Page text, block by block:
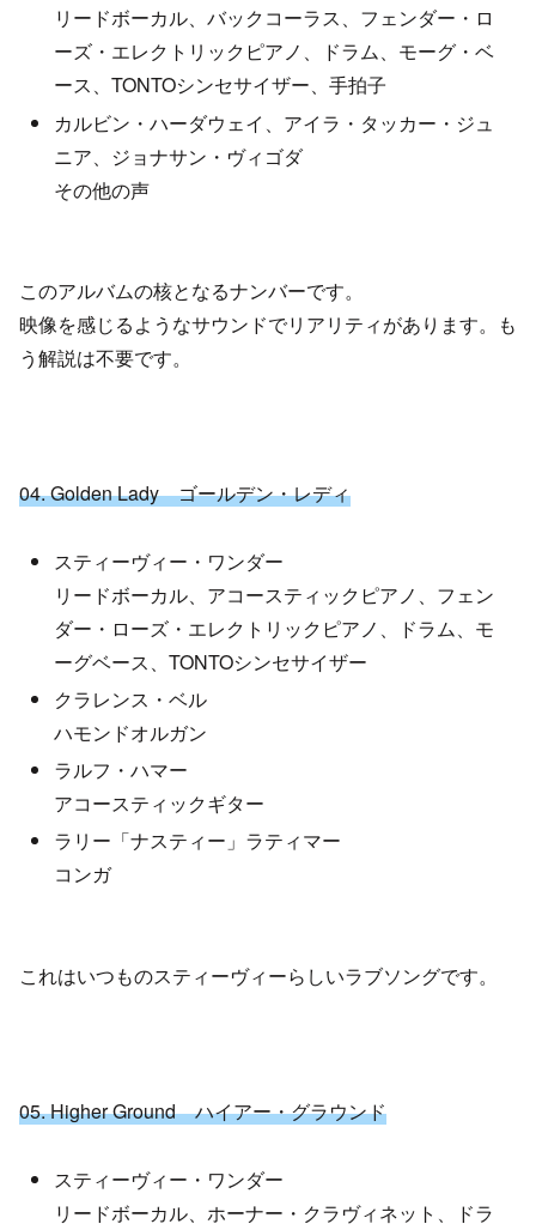
リードボーカル、バックコーラス、フェンダー・ロ
ーズ・エレクトリックピアノ、ドラム、モーグ・ベ
ース、TONTOシンセサイザー、手拍子
カルビン・ハーダウェイ、アイラ・タッカー・ジュ
ニア、ジョナサン・ヴィゴダ
その他の声
このアルバムの核となるナンバーです。
映像を感じるようなサウンドでリアリティがあります。も
う解説は不要です。
04. Golden Lady ゴールデン・レディ
スティーヴィー・ワンダー
リードボーカル、アコースティックピアノ、フェン
ダー・ローズ・エレクトリックピアノ、ドラム、モ
ーグベース、TONTOシンセサイザー
クラレンス・ベル
ハモンドオルガン
ラルフ・ハマー
アコースティックギター
ラリー「ナスティー」ラティマー
コンガ
これはいつものスティーヴィーらしいラブソングです。
05. Higher Ground ハイアー・グラウンド
スティーヴィー・ワンダー
リードボーカル、ホーナー・クラヴィネット、ドラ